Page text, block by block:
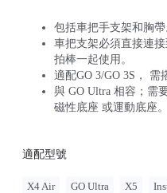
包括車把手支架和胸帶
車把支架必須直接連
拍棒一起使用。
適配GO 3/GO 3S， 需
與 GO Ultra 相容；需
磁性底座 或運動底座。
適配型號
X4 Air GO Ultra X5